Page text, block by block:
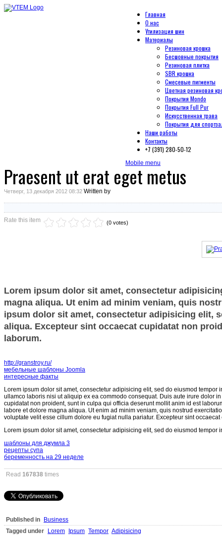
Главная
О нас
Утилизация шин
Материалы
Резиновая крошка
Бесшовные покрытия
Резиновая плитка
SBR крошка
Смесевые пигменты
Цветная резиновая
Покрытия Mondo
Покрытия Full Pur
Искусственная трава
Покрытия для
Наши работы
Контакты
+7 (391) 280-50-12
Mobile menu
Praesent ut erat eget metus
Четверг, 13 декабря 2012 08:32 Written by
Rate this item (0 votes)
Lorem ipsum dolor sit amet, consectetur
magna aliqua. Ut enim ad minim veniam, quis
ipsum dolor sit amet, consectetur adipisicing elit,
aliqua. Excepteur sint occaecat cupidatat non
laborum.
http://granstroy.ru/
мебельные шаблоны Joomla
интересные факты
Lorem ipsum dolor sit amet, consectetur adipisicing elit, sed do eiusmod
ullamco laboris nisi ut aliquip ex ea commodo consequat. Duis aute irure dolor
cupidatat non proident, sunt in culpa qui officia deserunt mollit anim id est
labore et dolore magna aliqua. Ut enim ad minim veniam, quis nostrud
voluptate velit esse cillum dolore eu fugiat nulla pariatur. Excepteur sint
Lorem ipsum dolor sit amet, consectetur adipisicing elit, sed do eiusmod
шаблоны для джумла 3
рецепты супа
беременность на 29 неделе
Read 167838 times
Published in
Business
Tagged under
Lorem Ipsum Tempor Adipisicing